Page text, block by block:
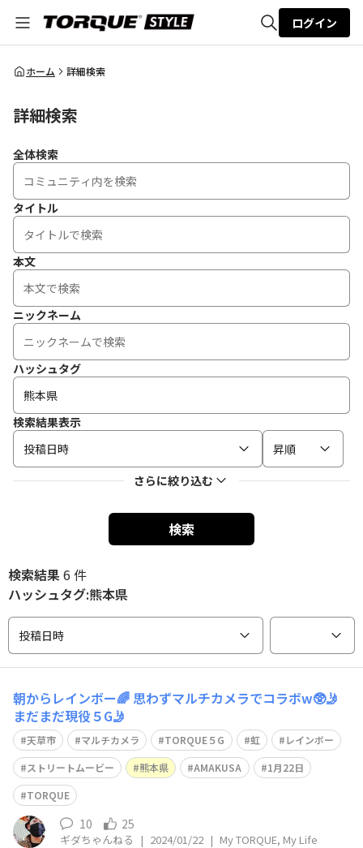
全体検索
ログイン
ホーム 詳細検索
詳細検索
全体検索
タイトル
本文
ニックネーム
ハッシュタグ
検索結果表示
投稿日時
昇順
さらに絞り込む
検索
検索結果6 件
ハッシュタグ:熊本県
投稿日時
朝からレインボー🌈 思わずマルチカメラでコラボw🥸🤳
まだまだ現役５G🤳
天草市 マルチカメラ TORQUE５G 虹
レインボー
ストリートムービー
熊本県 AMAKUSA
1月22日
TORQUE
10 25
ギダちゃんねる | 2024/01/22 | My TORQUE, My Life